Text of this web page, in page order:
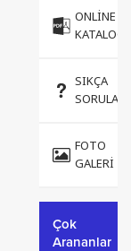
ONLINE
KATALOG
SIKÇA
FOTO
GALERI
Çok
Arananlar